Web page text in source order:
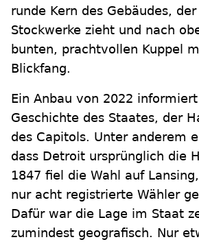
runde Kern des Gebäudes,
Stockwerke zieht und nach
bunten, prachtvollen Kuppel
Blickfang.
Ein Anbau von 2022
Geschichte des Staates, der
des Capitols. Unter anderem
dass Detroit ursprünglich die
1847 fiel die Wahl auf
nur acht registrierte Wähler
Dafür war die Lage im Staat
zumindest geografisch. Nur